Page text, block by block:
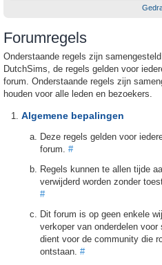
Forumregels
Onderstaande regels zijn
DutchSims, de regels gelden voor
forum. Onderstaande regels zijn
houden voor alle leden en bezoekers.
Algemene bepalingen
Deze regels gelden voor
forum. #
Regels kunnen te allen tijde
verwijderd worden zonder
#
Dit forum is op geen enkele
verkoper van onderdelen
dient voor de community die
ontstaan. #